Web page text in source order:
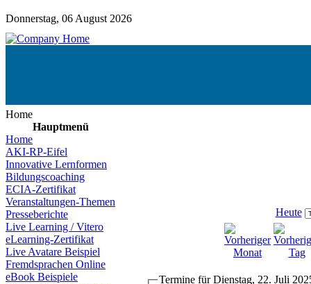
Donnerstag, 06 August 2026
Home
Hauptmenü
Home
AKI-RP-Eifel
Innovative Lernformen
Bildungscoaching
ECIA-Zertifikat
Veranstaltungen-Themen
Presseberichte
Live Learning / Vitero
eLearning-Zertifikat
Live Avatare Beispiel
Fremdsprachen Online
eBook Beispiele
Heute
Termine für Dienstag, 22. Juli